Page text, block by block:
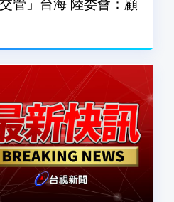
管」台海 陸委會：顧